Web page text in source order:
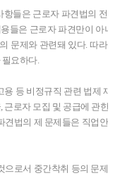
들은 근로자 파견법의 전
들은 근로자 파견만이 아
문제와 관련돼 있다. 따라
필요하다.
용 등 비정규직 관련 법제
근로자 모집 및 공급에 관한
법의 제 문제들은 직업안
로서 중간착취 등의 문제